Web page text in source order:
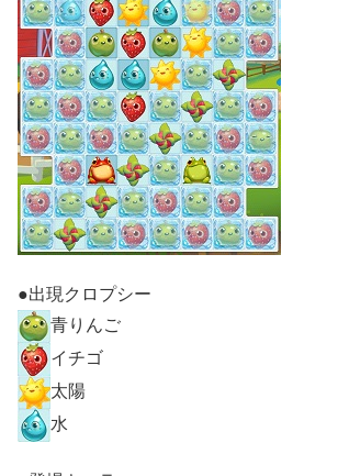
●出現クロプシー
青りんご
イチゴ
太陽
水